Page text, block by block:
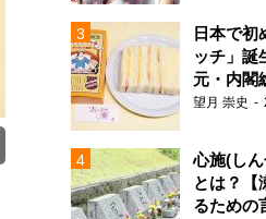
日本で初
ッチ」誕
元・内閣
望月 崇史
心施(し
とは？【
るための